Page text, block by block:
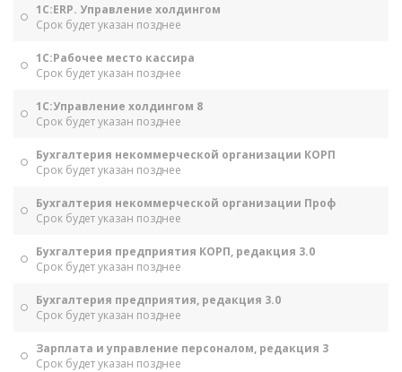
1С:ERP. Управление холдингом
Срок будет указан позднее
1С:Рабочее место кассира
Срок будет указан позднее
1С:Управление холдингом 8
Срок будет указан позднее
Бухгалтерия некоммерческой организации КОРП
Срок будет указан позднее
Бухгалтерия некоммерческой организации Проф
Срок будет указан позднее
Бухгалтерия предприятия КОРП, редакция 3.0
Срок будет указан позднее
Бухгалтерия предприятия, редакция 3.0
Срок будет указан позднее
Зарплата и управление персоналом, редакция 3
Срок будет указан позднее